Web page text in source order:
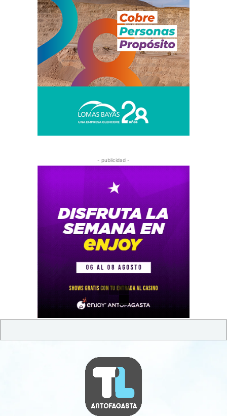
- publicidad -